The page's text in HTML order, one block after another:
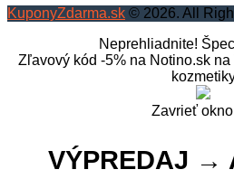
KuponyZdarma.sk © 2026. All
Neprehliadnite!
Zľavový kód -5% na Notino.sk
Zavrieť
VÝPREDAJ →